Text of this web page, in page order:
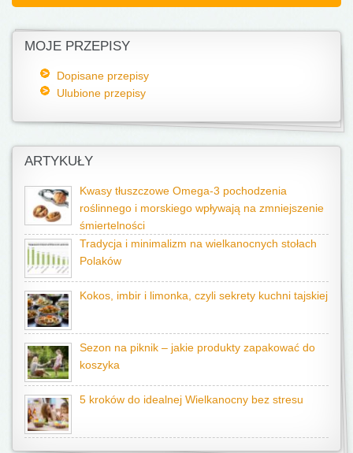
MOJE PRZEPISY
Dopisane przepisy
Ulubione przepisy
ARTYKUŁY
Kwasy tłuszczowe Omega-3 pochodzenia
roślinnego i morskiego wpływają na zmniejszenie
śmiertelności
Tradycja i minimalizm na wielkanocnych stołach
Polaków
Kokos, imbir i limonka, czyli sekrety kuchni tajskiej
Sezon na piknik – jakie produkty zapakować do
koszyka
5 kroków do idealnej Wielkanocny bez stresu